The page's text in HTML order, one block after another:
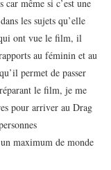
car même si c’est une
les sujets qu’elle
qui ont vue le film, il
au féminin et au
permet de passer
le film, je me
pour arriver au Drag
maximum de monde